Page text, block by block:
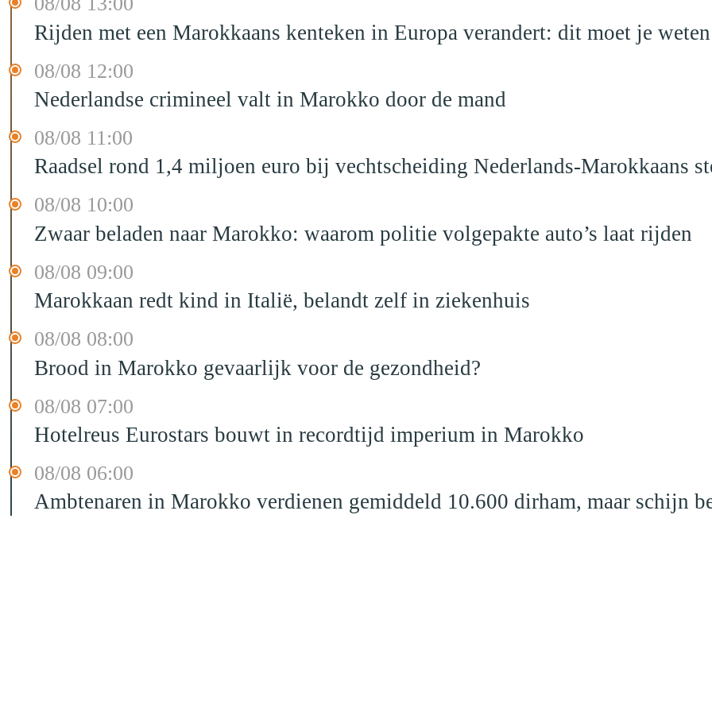
Rijden met een Marokkaans kenteken in Europa verandert: dit moet je weten
08/08 12:00
Nederlandse crimineel valt in Marokko door de mand
08/08 11:00
Raadsel rond 1,4 miljoen euro bij vechtscheiding Nederlands-Marokkaans
08/08 10:00
Zwaar beladen naar Marokko: waarom politie volgepakte auto’s laat rijden
08/08 09:00
Marokkaan redt kind in Italië, belandt zelf in ziekenhuis
08/08 08:00
Brood in Marokko gevaarlijk voor de gezondheid?
08/08 07:00
Hotelreus Eurostars bouwt in recordtijd imperium in Marokko
08/08 06:00
Ambtenaren in Marokko verdienen gemiddeld 10.600 dirham, maar schijn